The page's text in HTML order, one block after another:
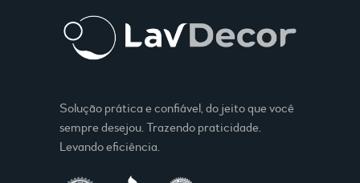
Solução prática e confiável, do jeito que você
sempre desejou. Trazendo praticidade.
Levando eficiência.